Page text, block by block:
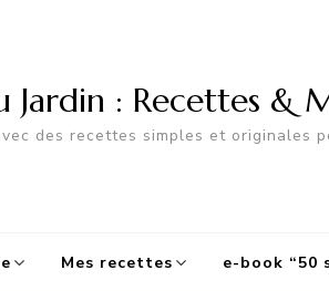
Jardin : Recettes &
des recettes simples et originales
Mes recettes e-book “50